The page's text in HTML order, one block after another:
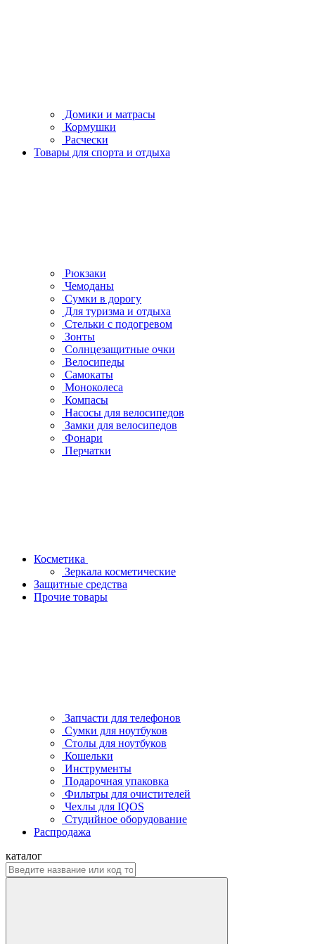
Домики и матрасы
Кормушки
Расчески
Товары для спорта и отдыха
Рюкзаки
Чемоданы
Сумки в дорогу
Для туризма и отдыха
Стельки с подогревом
Зонты
Солнцезащитные очки
Велосипеды
Самокаты
Моноколеса
Компасы
Насосы для велосипедов
Замки для велосипедов
Фонари
Перчатки
Косметика
Зеркала косметические
Защитные средства
Прочие товары
Запчасти для телефонов
Сумки для ноутбуков
Столы для ноутбуков
Кошельки
Инструменты
Подарочная упаковка
Фильтры для очистителей
Чехлы для IQOS
Студийное оборудование
Распродажа
каталог